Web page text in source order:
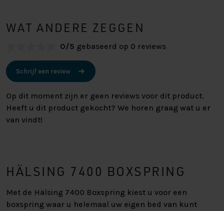
WAT ANDERE ZEGGEN
0/5 gebaseerd op 0 reviews
Schrijf een review
Op dit moment zijn er geen reviews voor dit product.
Heeft u dit product gekocht? We horen graag wat u er
van vindt!
HÄLSING 7400 BOXSPRING
Met de Hälsing 7400 Boxspring kiest u voor een
boxspring waar u helemaal uw eigen bed van kunt